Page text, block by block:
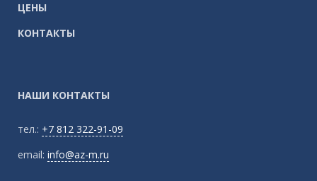
ЦЕНЫ
КОНТАКТЫ
НАШИ КОНТАКТЫ
тел.: +7 812 322-91-09
email: info@az-m.ru